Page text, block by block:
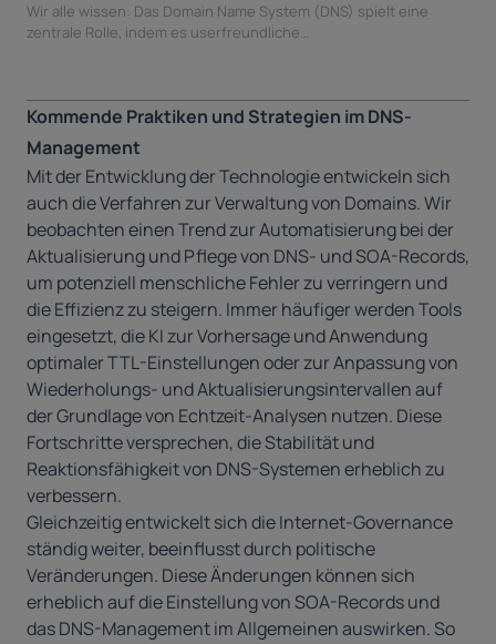
Wir alle wissen: Das Domain Name System (DNS) spielt eine
zentrale Rolle, indem es userfreundliche…
Kommende Praktiken und Strategien im DNS-
Management
Mit der Entwicklung der Technologie entwickeln sich
auch die Verfahren zur Verwaltung von Domains. Wir
beobachten einen Trend zur Automatisierung bei der
Aktualisierung und Pflege von DNS- und SOA-Records,
um potenziell menschliche Fehler zu verringern und
die Effizienz zu steigern. Immer häufiger werden Tools
eingesetzt, die KI zur Vorhersage und Anwendung
optimaler TTL-Einstellungen oder zur Anpassung von
Wiederholungs- und Aktualisierungsintervallen auf
der Grundlage von Echtzeit-Analysen nutzen. Diese
Fortschritte versprechen, die Stabilität und
Reaktionsfähigkeit von DNS-Systemen erheblich zu
verbessern.
Gleichzeitig entwickelt sich die Internet-Governance
ständig weiter, beeinflusst durch politische
Veränderungen. Diese Änderungen können sich
erheblich auf die Einstellung von SOA-Records und
das DNS-Management im Allgemeinen auswirken. So